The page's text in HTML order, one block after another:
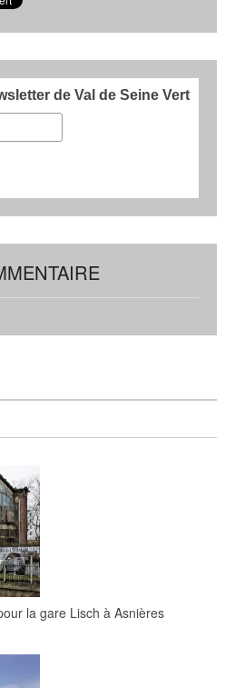
de Val de Seine Vert
la gare Lisch à Asnières